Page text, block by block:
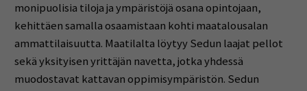
monipuolisia tiloja ja ympäristöjä osana opintojaan,
kehittäen samalla osaamistaan kohti maatalousalan
ammattilaisuutta. Maatilalta löytyy Sedun laajat pellot
sekä yksityisen yrittäjän navetta, jotka yhdessä
muodostavat kattavan oppimisympäristön. Sedun